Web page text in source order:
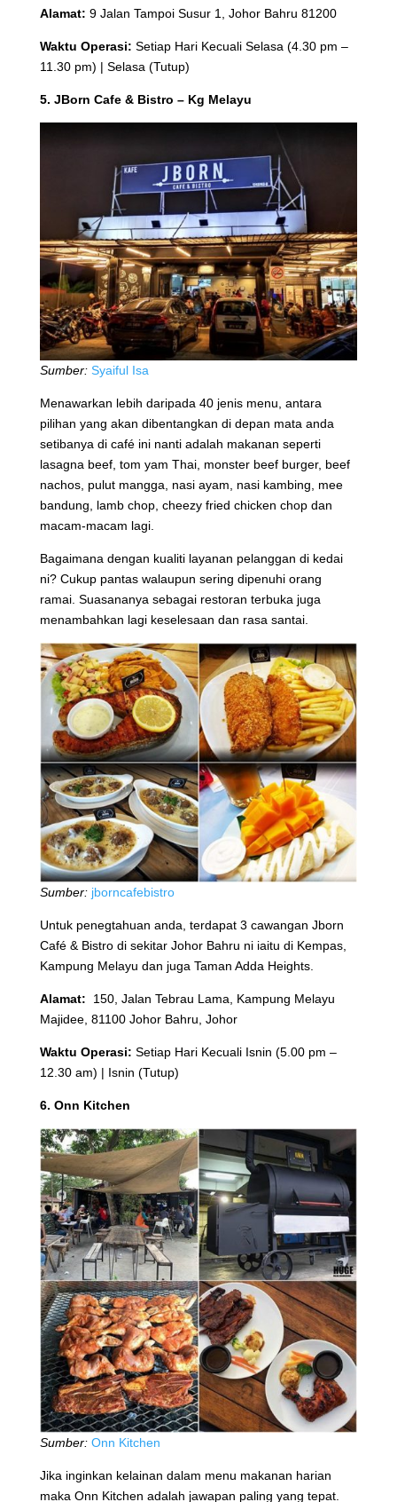
Alamat: 9 Jalan Tampoi Susur 1, Johor Bahru 81200
Waktu Operasi: Setiap Hari Kecuali Selasa (4.30 pm –
11.30 pm) | Selasa (Tutup)
5. JBorn Cafe & Bistro – Kg Melayu
Sumber: Syaiful Isa
Menawarkan lebih daripada 40 jenis menu, antara
pilihan yang akan dibentangkan di depan mata anda
setibanya di café ini nanti adalah makanan seperti
lasagna beef, tom yam Thai, monster beef burger, beef
nachos, pulut mangga, nasi ayam, nasi kambing, mee
bandung, lamb chop, cheezy fried chicken chop dan
macam-macam lagi.
Bagaimana dengan kualiti layanan pelanggan di kedai
ni? Cukup pantas walaupun sering dipenuhi orang
ramai. Suasananya sebagai restoran terbuka juga
menambahkan lagi keselesaan dan rasa santai.
Sumber: jborncafebistro
Untuk penegtahuan anda, terdapat 3 cawangan Jborn
Café & Bistro di sekitar Johor Bahru ni iaitu di Kempas,
Kampung Melayu dan juga Taman Adda Heights.
Alamat: 150, Jalan Tebrau Lama, Kampung Melayu
Majidee, 81100 Johor Bahru, Johor
Waktu Operasi: Setiap Hari Kecuali Isnin (5.00 pm –
12.30 am) | Isnin (Tutup)
6. Onn Kitchen
Sumber: Onn Kitchen
Jika inginkan kelainan dalam menu makanan harian
maka Onn Kitchen adalah jawapan paling yang tepat.